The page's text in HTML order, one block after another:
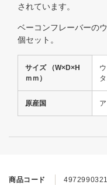
商品コード
されています。
ベーコンフレーバーの
個セット。
サイズ （W×D×H
ｍｍ）
原産国